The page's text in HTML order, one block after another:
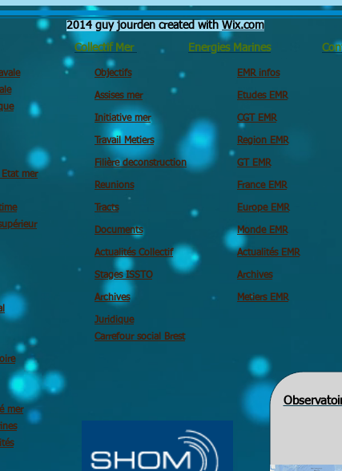
2014 guy jourden created with Wix.com
Collectif Mer Energies Marines
Etat mer
mer
Objectifs
Assises mer
Initiative mer
Travail Metiers
Filière deconstruction
Reunions
Tracts
Documents
Actualités Collectif
Stages ISSTO
Archives
Juridique
Carrefour social Brest
EMR infos
Etudes EMR
CGT EMR
Region EMR
GT EMR
France EMR
Europe EMR
Monde EMR
Actualités EMR
Archives
Metiers EMR